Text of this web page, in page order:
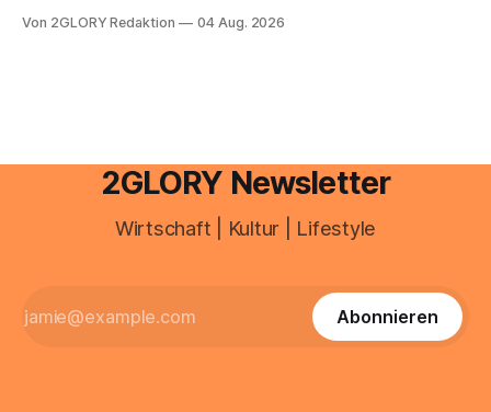
besitzt, loggt sich heute über das Vodafone E-Mail & Cloud
Von 2GLORY Redaktion 04 Aug. 2026
2GLORY Newsletter
Wirtschaft | Kultur | Lifestyle
Abonnieren